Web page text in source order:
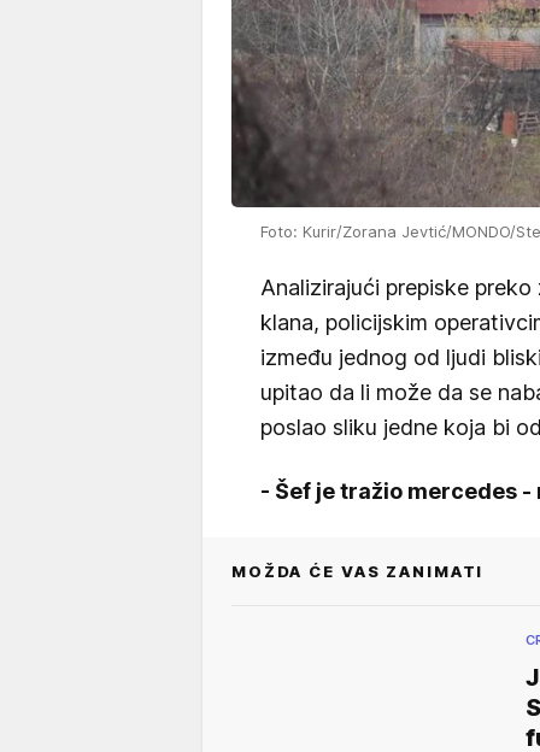
Foto: Kurir/Zorana Jevtić/MONDO/
Analizirajući prepiske
klana, policijskim
između jednog od ljudi
upitao da li može da se
poslao sliku jedne koja bi
- Šef je tražio mercedes -
MOŽDA ĆE VAS ZANIMATI